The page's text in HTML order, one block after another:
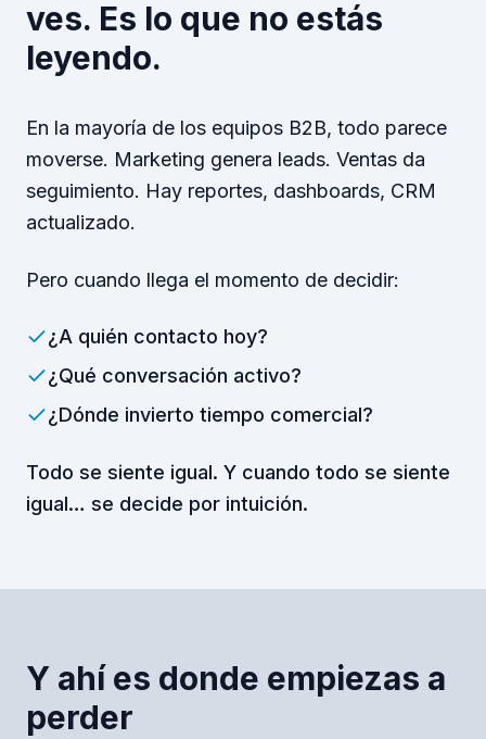
ves. Es lo que no estás
leyendo.
En la mayoría de los equipos B2B, todo parece
moverse. Marketing genera leads. Ventas da
seguimiento. Hay reportes, dashboards, CRM
actualizado.
Pero cuando llega el momento de decidir:
¿A quién contacto hoy?
¿Qué conversación activo?
¿Dónde invierto tiempo comercial?
Todo se siente igual. Y cuando todo se siente
igual… se decide por intuición.
Y ahí es donde empiezas a
perder